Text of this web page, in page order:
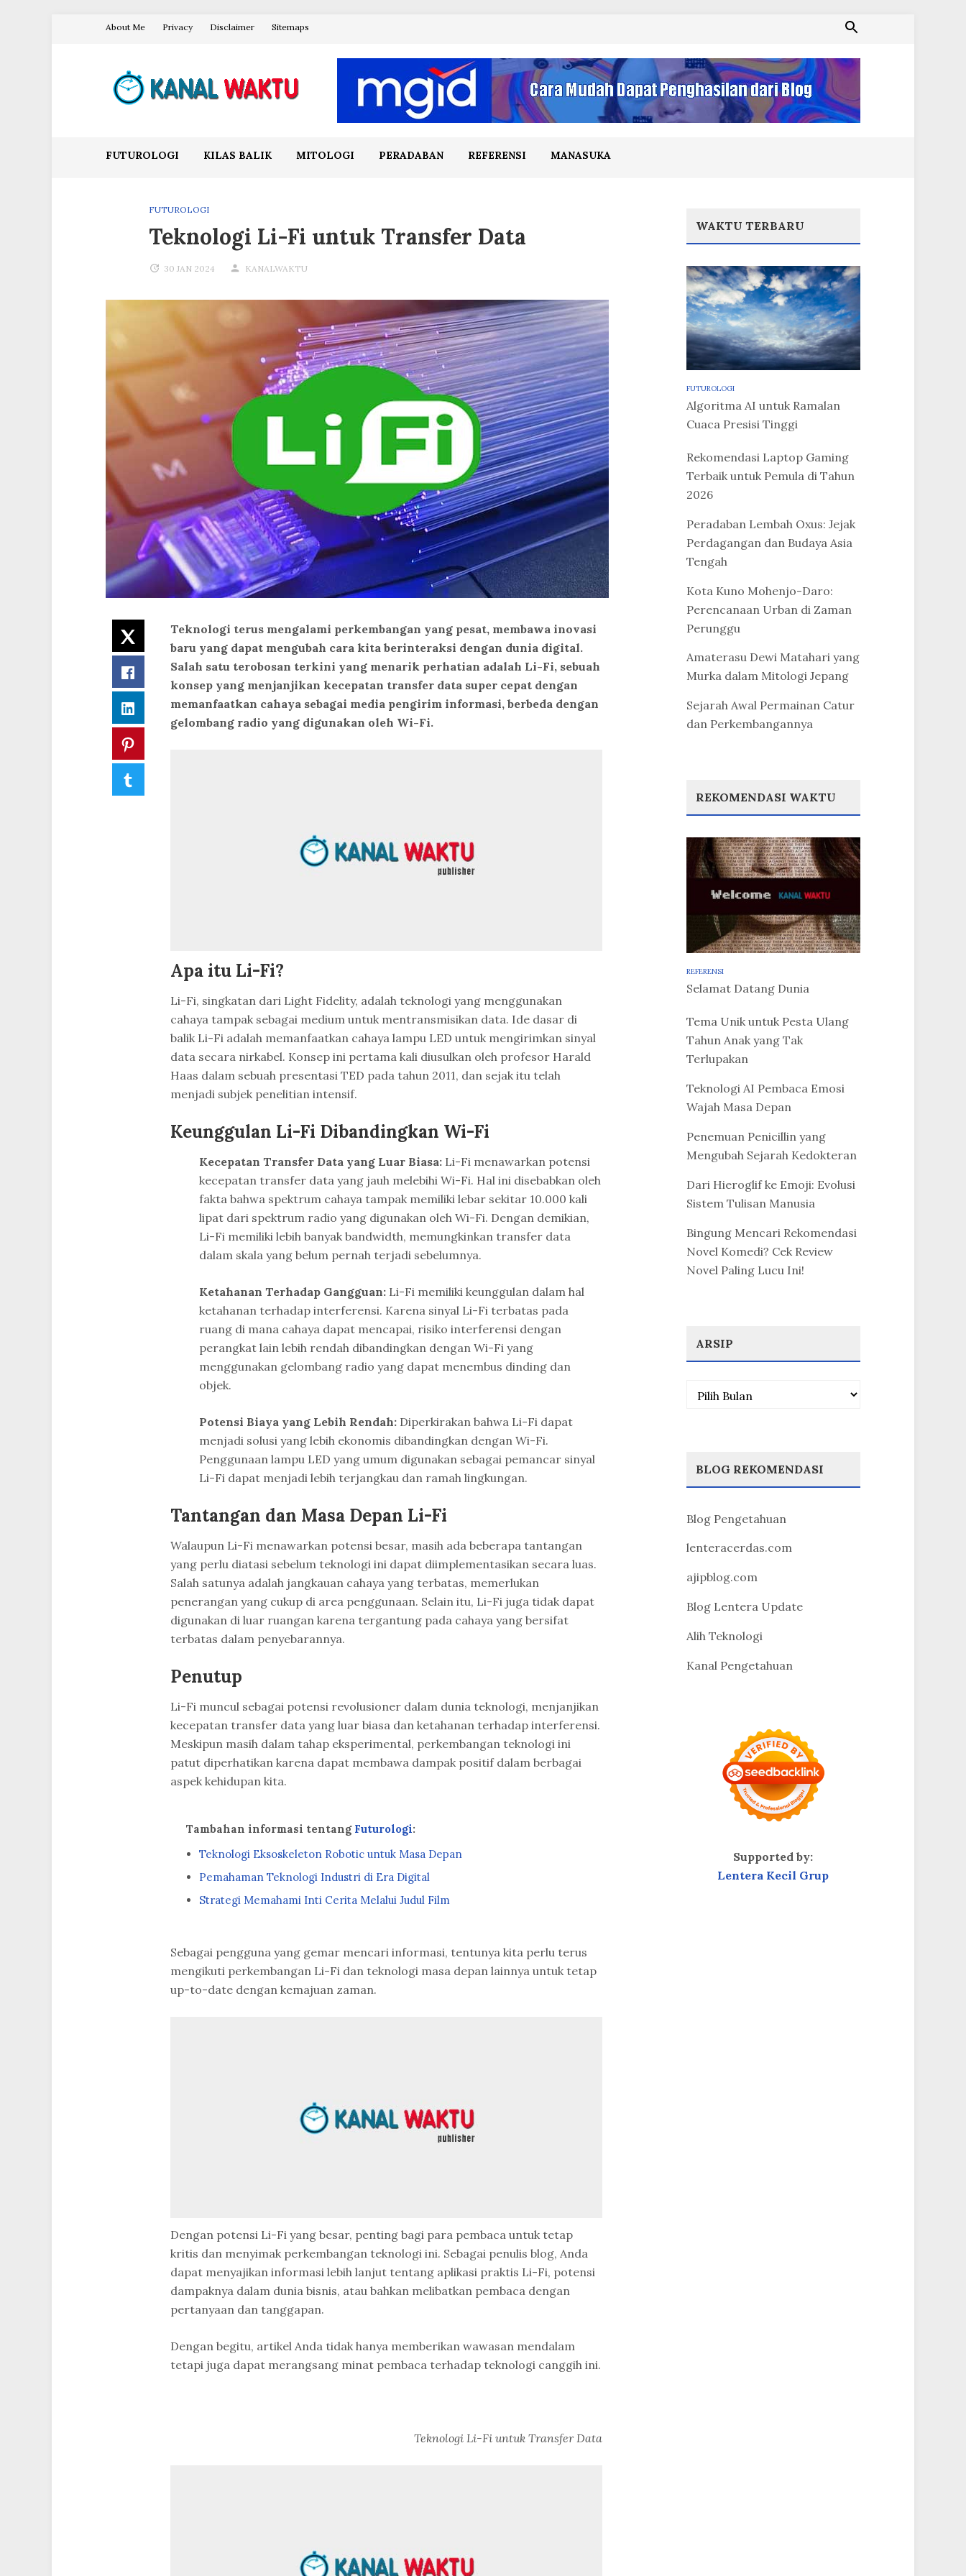
About Me Privacy Disclaimer Sitemaps
FUTUROLOGI KILAS BALIK MITOLOGI PERADABAN REFERENSI MANASUKA
FUTUROLOGI
Teknologi Li-Fi untuk Transfer Data
30 JAN 2024 KANALWAKTU
Twitter
Facebook
LinkedIn
Teknologi terus mengalami perkembangan yang pesat, membawa inovasi
baru yang dapat mengubah cara kita berinteraksi dengan dunia digital.
Salah satu terobosan terkini yang menarik perhatian adalah Li-Fi, sebuah
konsep yang menjanjikan kecepatan transfer data super cepat dengan
memanfaatkan cahaya sebagai media pengirim informasi, berbeda dengan
gelombang radio yang digunakan oleh Wi-Fi.
Apa itu Li-Fi?
Li-Fi, singkatan dari Light Fidelity, adalah teknologi yang menggunakan
cahaya tampak sebagai medium untuk mentransmisikan data. Ide dasar di
balik Li-Fi adalah memanfaatkan cahaya lampu LED untuk mengirimkan sinyal
data secara nirkabel. Konsep ini pertama kali diusulkan oleh profesor Harald
Haas dalam sebuah presentasi TED pada tahun 2011, dan sejak itu telah
menjadi subjek penelitian intensif.
Keunggulan Li-Fi Dibandingkan Wi-Fi
Kecepatan Transfer Data yang Luar Biasa:Li-Fi menawarkan potensi
kecepatan transfer data yang jauh melebihi Wi-Fi. Hal ini disebabkan oleh
fakta bahwa spektrum cahaya tampak memiliki lebar sekitar 10.000 kali
lipat dari spektrum radio yang digunakan oleh Wi-Fi. Dengan demikian,
Li-Fi memiliki lebih banyak bandwidth, memungkinkan transfer data
dalam skala yang belum pernah terjadi sebelumnya.
Ketahanan Terhadap Gangguan:Li-Fi memiliki keunggulan dalam hal
ketahanan terhadap interferensi. Karena sinyal Li-Fi terbatas pada
ruang di mana cahaya dapat mencapai, risiko interferensi dengan
perangkat lain lebih rendah dibandingkan dengan Wi-Fi yang
menggunakan gelombang radio yang dapat menembus dinding dan
objek.
Potensi Biaya yang Lebih Rendah:Diperkirakan bahwa Li-Fi dapat
menjadi solusi yang lebih ekonomis dibandingkan dengan Wi-Fi.
Penggunaan lampu LED yang umum digunakan sebagai pemancar sinyal
Li-Fi dapat menjadi lebih terjangkau dan ramah lingkungan.
Tantangan dan Masa Depan Li-Fi
Walaupun Li-Fi menawarkan potensi besar, masih ada beberapa tantangan
yang perlu diatasi sebelum teknologi ini dapat diimplementasikan secara luas.
Salah satunya adalah jangkauan cahaya yang terbatas, memerlukan
penerangan yang cukup di area penggunaan. Selain itu, Li-Fi juga tidak dapat
digunakan di luar ruangan karena tergantung pada cahaya yang bersifat
terbatas dalam penyebarannya.
Penutup
Li-Fi muncul sebagai potensi revolusioner dalam dunia teknologi, menjanjikan
kecepatan transfer data yang luar biasa dan ketahanan terhadap interferensi.
Meskipun masih dalam tahap eksperimental, perkembangan teknologi ini
patut diperhatikan karena dapat membawa dampak positif dalam berbagai
aspek kehidupan kita.
Tambahan informasi tentang Futurologi:
Teknologi Eksoskeleton Robotic untuk Masa Depan
Pemahaman Teknologi Industri di Era Digital
Strategi Memahami Inti Cerita Melalui Judul Film
Sebagai pengguna yang gemar mencari informasi, tentunya kita perlu terus
mengikuti perkembangan Li-Fi dan teknologi masa depan lainnya untuk tetap
up-to-date dengan kemajuan zaman.
Dengan potensi Li-Fi yang besar, penting bagi para pembaca untuk tetap
kritis dan menyimak perkembangan teknologi ini. Sebagai penulis blog, Anda
dapat menyajikan informasi lebih lanjut tentang aplikasi praktis Li-Fi, potensi
dampaknya dalam dunia bisnis, atau bahkan melibatkan pembaca dengan
pertanyaan dan tanggapan.
Dengan begitu, artikel Anda tidak hanya memberikan wawasan mendalam
tetapi juga dapat merangsang minat pembaca terhadap teknologi canggih ini.
Teknologi Li-Fi untuk Transfer Data
WAKTU TERBARU
FUTUROLOGI
Algoritma AI untuk Ramalan
Cuaca Presisi Tinggi
Rekomendasi Laptop Gaming
Terbaik untuk Pemula di Tahun
2026
Peradaban Lembah Oxus: Jejak
Perdagangan dan Budaya Asia
Tengah
Kota Kuno Mohenjo-Daro:
Perencanaan Urban di Zaman
Perunggu
Amaterasu Dewi Matahari yang
Murka dalam Mitologi Jepang
Sejarah Awal Permainan Catur
dan Perkembangannya
REKOMENDASI WAKTU
REFERENSI
Selamat Datang Dunia
Tema Unik untuk Pesta Ulang
Tahun Anak yang Tak
Terlupakan
Teknologi AI Pembaca Emosi
Wajah Masa Depan
Penemuan Penicillin yang
Mengubah Sejarah Kedokteran
Dari Hieroglif ke Emoji: Evolusi
Sistem Tulisan Manusia
Bingung Mencari Rekomendasi
Novel Komedi? Cek Review
Novel Paling Lucu Ini!
ARSIP
Arsip
BLOG REKOMENDASI
Blog Pengetahuan
lenteracerdas.com
ajipblog.com
Blog Lentera Update
Alih Teknologi
Kanal Pengetahuan
Supported by:
Lentera Kecil Grup